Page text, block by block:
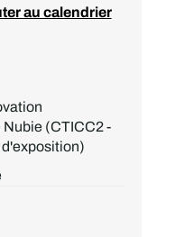
(CTICC2 -
au calendrier